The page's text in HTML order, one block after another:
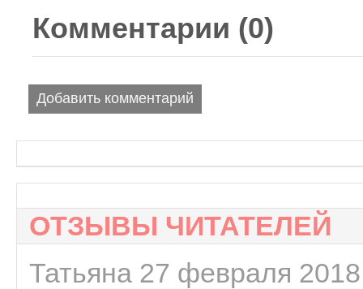
Комментарии (0)
Добавить комментарий
ОТЗЫВЫ ЧИТАТЕЛЕЙ
Татьяна 27 февраля